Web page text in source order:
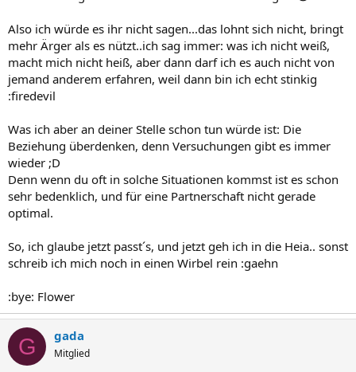
Also ich würde es ihr nicht sagen...das lohnt sich nicht, bringt
mehr Ärger als es nützt..ich sag immer: was ich nicht weiß,
macht mich nicht heiß, aber dann darf ich es auch nicht von
jemand anderem erfahren, weil dann bin ich echt stinkig
:firedevil
Was ich aber an deiner Stelle schon tun würde ist: Die
Beziehung überdenken, denn Versuchungen gibt es immer
wieder ;D
Denn wenn du oft in solche Situationen kommst ist es schon
sehr bedenklich, und für eine Partnerschaft nicht gerade
optimal.
So, ich glaube jetzt passt´s, und jetzt geh ich in die Heia.. sonst
schreib ich mich noch in einen Wirbel rein :gaehn
:bye: Flower
G gada
Mitglied